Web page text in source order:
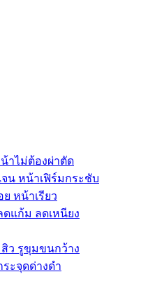
าไม่ต้องผ่าตัด
จน หน้าเฟิร์มกระชับ
หน้าเรียว
แก้ม ลดเหนียง
ว รูขุมขนกว้าง
ระจุดด่างดำ